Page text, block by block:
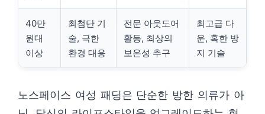
40만
원대
이상
최첨단 기
술, 극한
환경 대응
전문 아웃도어
활동, 최상의
보온성 추구
최고급 다
운, 혹한 방
지 기술
노스페이스 여성 패딩은 단순한 방한 의류가 아